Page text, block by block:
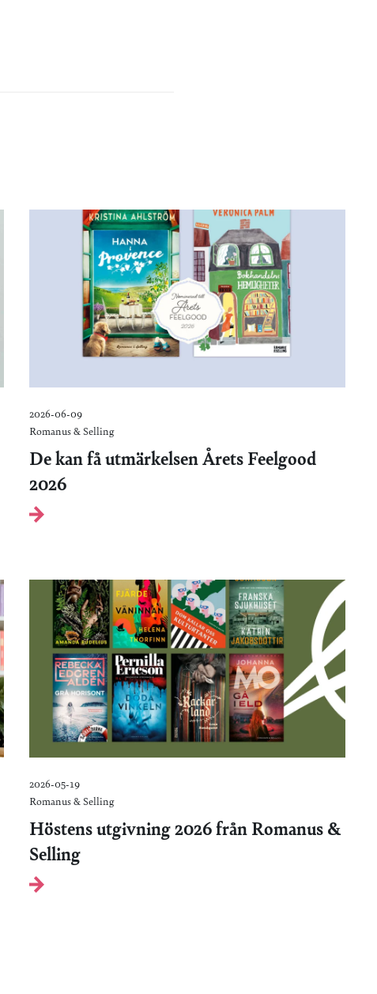
2026-06-09
Romanus & Selling
De kan få utmärkelsen Årets Feelgood
2026
2026-05-19
Romanus & Selling
Höstens utgivning 2026 från Romanus &
Selling